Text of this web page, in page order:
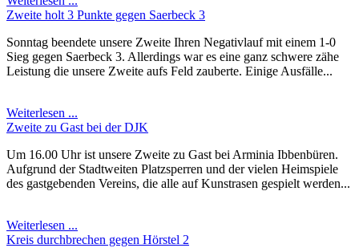
Zweite holt 3 Punkte gegen Saerbeck 3
Sonntag beendete unsere Zweite Ihren Negativlauf mit einem 1-0
Sieg gegen Saerbeck 3. Allerdings war es eine ganz schwere zähe
Leistung die unsere Zweite aufs Feld zauberte. Einige Ausfälle...
Weiterlesen ...
Zweite zu Gast bei der DJK
Um 16.00 Uhr ist unsere Zweite zu Gast bei Arminia Ibbenbüren.
Aufgrund der Stadtweiten Platzsperren und der vielen Heimspiele
des gastgebenden Vereins, die alle auf Kunstrasen gespielt werden...
Weiterlesen ...
Kreis durchbrechen gegen Hörstel 2